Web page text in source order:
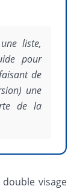
liste,
pour
de
une
de la
visage